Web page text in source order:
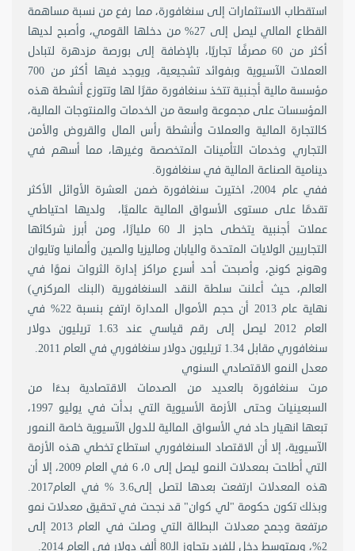
استقطاب الاستثمارات إلى سنغافورة، مما رفع من نسبة مساهمة
القطاع المالي ليصل إلى 27% من دخلها القومي، وأصبح لديها
أكثر من 60 مصرفًا تجاريًا، بالإضافة إلى بورصة مزدهرة لتبادل
العملات الآسيوية وبفوائد تشجيعية، ويوجد فيها أكثر من 700
مؤسسة مالية أجنبية تتخذ سنغافورة مقرًا لها وتتوزع أنشطة هذه
المؤسسات على مجموعة واسعة من الخدمات والمنتوجات المالية،
كالتجارة المالية والعملات وأنشطة رأس المال والقروض والأمن
التجاري وخدمات التأمينات المتخصصة وغيرها، مما أسهم في
دينامية الصناعة المالية في سنغافورة.
ففي عام 2004، اختيرت سنغافورة ضمن العشرة الأوائل الأكثر
تقدمًا على مستوى الأسواق المالية عالميًا، ولديها احتياطي
عملات أجنبية يتخطى حاجز الـ 60 مليارًا، ومن أبرز شركائها
التجاريين الولايات المتحدة واليابان وماليزيا والصين وألمانيا وتايوان
وهونج كونج، وأصبحت أحد أسرع مراكز إدارة الثروات نموًا في
العالم، حيث أعلنت سلطة النقد السنغافورية (البنك المركزي)
نهاية عام 2013 أن حجم الأموال المدارة ارتفع بنسبة 22% في
العام 2012 ليصل إلى رقم قياسي عند 1.63 تريليون دولار
سنغافوري مقابل 1.34 تريليون دولار سنغافوري في العام 2011.
معدل النمو الاقتصادي السنوي
مرت سنغافورة بالعديد من الصدمات الاقتصادية بدءًا من
السبعينيات وحتى الأزمة الأسيوية التي بدأت في يوليو 1997،
تبعها انهيار حاد في الأسواق المالية للدول الآسيوية خاصة النمور
الآسيوية، إلا أن الاقتصاد السنغافوري استطاع تخطي هذه الأزمة
التي أطاحت بمعدلات النمو ليصل إلى 0، 6 في العام 2009، إلا أن
هذه المعدلات ارتفعت بعدها لتصل إلى3.6 % في العام2017.
وبذلك تكون حكومة "لي كوان" قد نجحت في تحقيق معدلات نمو
مرتفعة وجمح معدلات البطالة التي وصلت في العام 2013 إلى
2%، وبمتوسط دخل للفرد يتجاوز الـ80 ألف دولار في العام 2014.